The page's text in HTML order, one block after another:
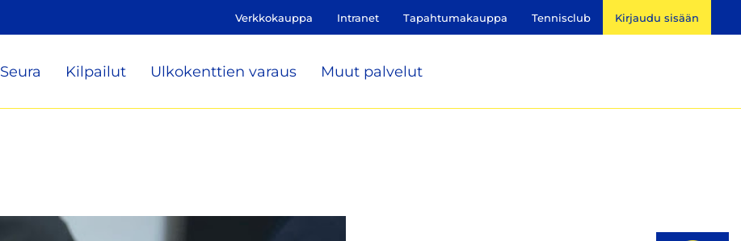
Verkkokauppa Intranet Tapahtumakauppa Tennisclub Kirjaudu sisään
Seura Kilpailut Ulkokenttien varaus Muut palvelut